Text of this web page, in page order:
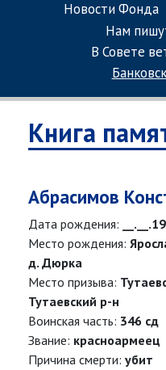
Новости Фонда
Нам
В Совете
Книга
Абрасимов
Дата рождения:
Место рождения:
д. Дюрка
Место призыва:
Тутаевский р-н
Воинская часть: 346 сд
Звание: красноармеец
Причина смерти: убит